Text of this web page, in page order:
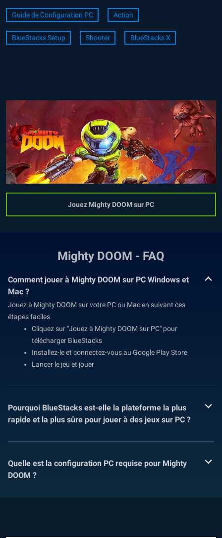
Guide de Configuration PC Action
BlueStacks Setup Shooter BlueStacks X
Jouez Mighty DOOM sur PC
Mighty DOOM - FAQ
Comment jouer à Mighty DOOM sur PC Windows et
Mac ?
Jouez à Mighty DOOM sur votre PC ou Mac en suivant ces
étapes faciles.
Cliquez sur "Jouez à Mighty DOOM sur PC" pour
télécharger BlueStacks
Installez-le et connectez-vous au Google Play Store
Lancer le jeu et jouer
Pourquoi BlueStacks est-elle la plateforme la plus
rapide et la plus sûre pour jouer à des jeux sur PC ?
Quelle est la configuration PC requise pour Mighty
DOOM ?